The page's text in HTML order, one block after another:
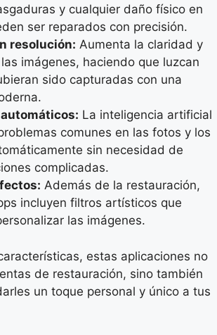
y cualquier daño físico en
ser reparados con precisión.
resolución: Aumenta la claridad y
imágenes, haciendo que luzcan
sido capturadas con una
La inteligencia artificial
comunes en las fotos y los
sin necesidad de
complicadas.
Además de la restauración,
incluyen filtros artísticos que
las imágenes.
estas aplicaciones no
de restauración, sino también
un toque personal y único a tus